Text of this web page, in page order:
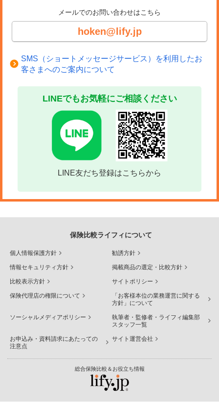
メールでのお問い合わせはこちら
hoken@lify.jp
SMS（ショートメッセージサービス）を利用したお
客さまへのご案内について
LINEでもお気軽にご相談ください
LINE友だち登録はこちらから
保険比較ライフィについて
個人情報保護方針 勧誘方針
情報セキュリティ方針 掲載商品の選定・比較方針
比較表示方針 サイトポリシー
保険代理店の権限について
「お客様本位の業務運営に関する
方針」について
ソーシャルメディアポリシー
執筆者・監修者・ライフィ編集部
スタッフ一覧
お申込み・資料請求にあたっての
注意点
サイト運営会社
総合保険比較＆お役立ち情報